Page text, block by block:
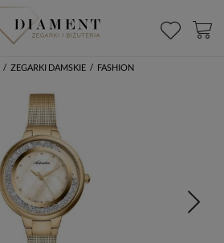
/ ZEGARKI DAMSKIE / FASHION